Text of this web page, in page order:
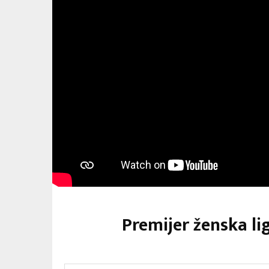
Premijer ženska